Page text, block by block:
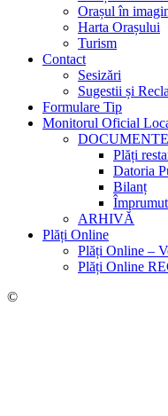
Orașul în
Harta Orașului
Turism
Contact
Sesizări
Sugestii și
Formulare Tip
Monitorul Oficial
Plăți
Datoria
Bilanț
ARHIVĂ
Plăți Online
Plăți Online –
Plăți Online
©